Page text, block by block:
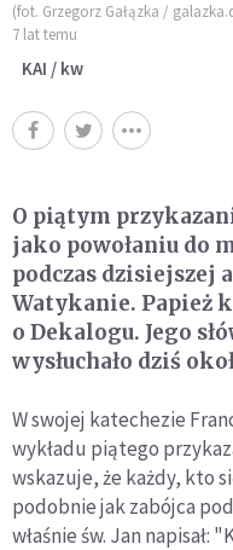
(fot. Grzegorz Gałązka /
7 lat temu
KAI / kw
O piątym
jako powołaniu do
podczas dzisiejszej
Watykanie. Papież
o Dekalogu. Jego
wysłuchało dziś
W swojej katechezie
wykładu piątego
wskazuje, że każdy, kto
podobnie jak zabójca
właśnie św. Jan napisał: